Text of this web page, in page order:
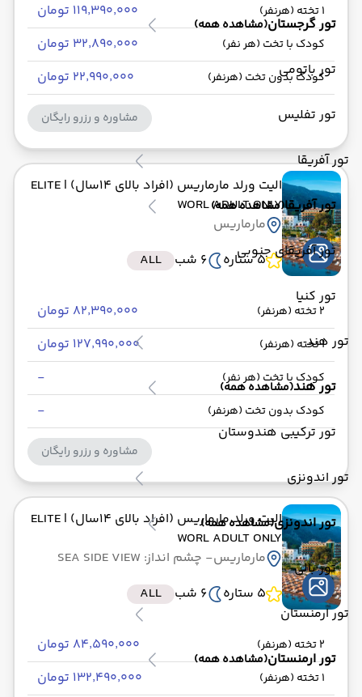
تور گرجستان(مشاهده همه)
تور باتومی
تور تفلیس
تور آفریقا
تور آفریقا(مشاهده همه)
تور آفریقای جنوبی
تور کنیا
تور هند
تور هند(مشاهده همه)
تور ترکیبی هندوستان
تور اندونزی
تور اندونزی(مشاهده همه)
تور بالی
تور ارمنستان
تور ارمنستان(مشاهده همه)
1 تخته (هرنفر) ۱۱۹٬۳۹۰٬۰۰۰ تومان
کودک با تخت (هر نفر) ۳۲٬۸۹۰٬۰۰۰ تومان
کودک بدون تخت (هرنفر) ۲۲٬۹۹۰٬۰۰۰ تومان
مشاوره و رزرو رایگان
الیت ورلد مارماریس (افراد بالای 14سال)
| ELITE
WORL ADULT ONLY
مارماریس
5 ستاره
6 شب ALL
2 تخته (هرنفر) ۸۲٬۳۹۰٬۰۰۰ تومان
1 تخته (هرنفر) ۱۲۷٬۹۹۰٬۰۰۰ تومان
کودک با تخت (هر نفر) -
کودک بدون تخت (هرنفر) -
مشاوره و رزرو رایگان
الیت ورلد مارماریس (افراد بالای 14سال)
| ELITE
WORL ADULT ONLY
مارماریس- چشم انداز: SEA SIDE VIEW
5 ستاره
6 شب ALL
2 تخته (هرنفر) ۸۴٬۵۹۰٬۰۰۰ تومان
1 تخته (هرنفر) ۱۳۲٬۴۹۰٬۰۰۰ تومان